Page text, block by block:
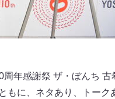
年感謝祭 ザ・ぼんち 古
もに、ネタあり、トーク